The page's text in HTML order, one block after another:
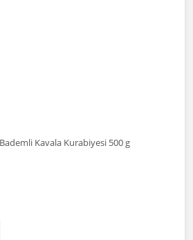
Kavala Kurabiyesi 500 g